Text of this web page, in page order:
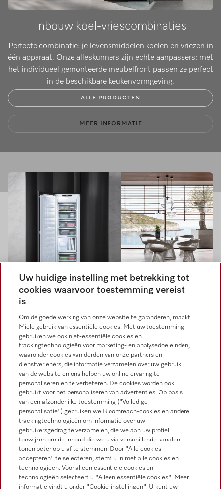
Inbouw koel-vriescombinaties
Perfecte combinatie: je levensmiddelen koelen en vriezen in
één apparaat. Onze alleskunners zijn echte aanpassers: met
het individueel gemonteerde meubelfront passen ze perfect
in de beschikbare keukenvormgeving.
ALLE PRODUCTEN
MEER INFORMATIE
​Maximale veiligheid, maximaal comfort: met een Miele
vrieskast vries je levensmiddelen snel en gemakkelijk in.
Integratie in het bestaande keukendesign gaat perfect door
een individueel meubelfront te installeren.​
ALLE PRODUCTEN
MEER INFORMATIE
Uw huidige instelling met betrekking tot
cookies waarvoor toestemming vereist
is
Om de goede werking van onze website te garanderen, maakt
Miele gebruik van essentiële cookies. Met uw toestemming
gebruiken we ook niet-essentiële cookies en
trackingtechnologieën voor marketing- en analysedoeleinden,
waaronder cookies van derden van onze partners en
dienstverleners, die informatie verzamelen over uw gebruik
van de website en ons helpen uw online ervaring te
personaliseren en te verbeteren. De cookies worden ook
gebruikt voor het personaliseren van advertenties. Op basis
van een afzonderlijke toestemming ("Volledige
personalisatie") gebruiken we Bloomreach-cookies en andere
trackingtechnologieën om informatie over uw
gebruikersgedrag te verzamelen, die we aan uw profiel
toewijzen om de inhoud die we u via verschillende kanalen
tonen beter op u af te stemmen. Door "Alle cookies
accepteren" te selecteren, stemt u in met alle cookies en
technologieën. Voor alleen essentiële cookies en
technologieën selecteert u "Alleen essentiële cookies". Meer
informatie vindt u onder "Cookie-instellingen". U kunt uw